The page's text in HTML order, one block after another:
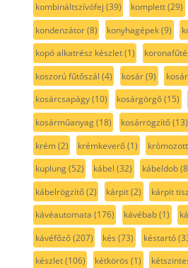
kombináltszívófej (39) komplett(29)
kondenzátor(8) konyhagépek(9)
kopó alkatrész készlet(1)
koszorú fűtőszál (4) kosár(9)
kosárcsapágy(10) kosárgörgő(15)
kosárműanyag(18) kosárrögzítő(13)
krém(2) krémkeverő(1) krómozott
kuplung(52) kábel (32) kábeldob
kábelrögzítő(2) kárpit(2) kárpit
kávéautomata (176) kávébab(1)
kávéfőző(207) kés (73) késtartó
készlet(106) kétkörös (1)